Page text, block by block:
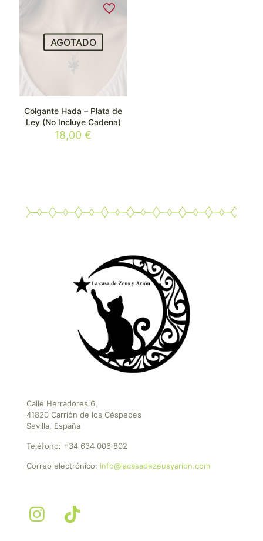
AGOTADO
Colgante Hada – Plata de
Ley (No Incluye Cadena)
18,00€
Calle Herradores 6,
41820 Carrión de los Céspedes
Sevilla, España
Teléfono: +34 634 006 802
Correo electrónico: info@lacasadezeusyarion.com